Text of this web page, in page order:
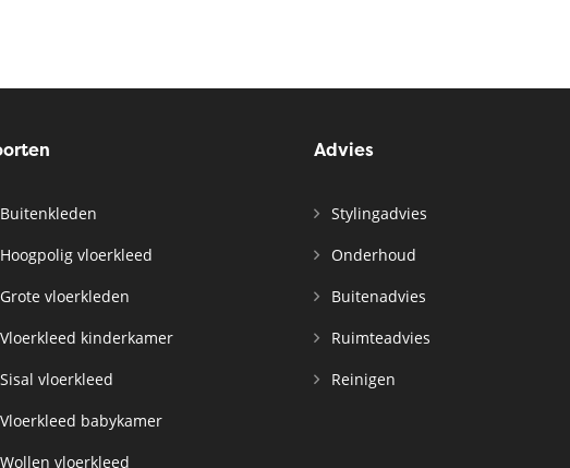
Buitenkleden
Hoogpolig vloerkleed
Grote vloerkleden
Vloerkleed kinderkamer
Sisal vloerkleed
Vloerkleed babykamer
Wollen vloerkleed
Advies
Stylingadvies
Onderhoud
Buitenadvies
Ruimteadvies
Reinigen